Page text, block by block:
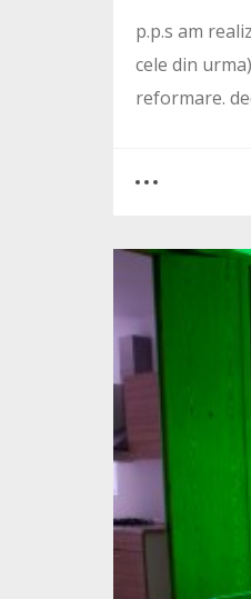
p.p.s am
cele din
reformare.
12